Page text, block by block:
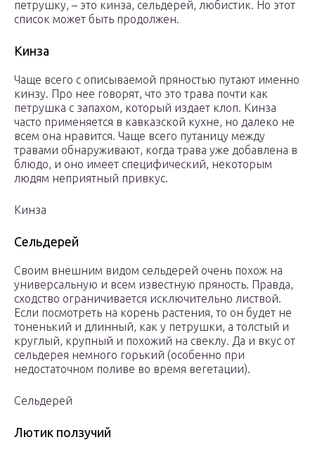
петрушку, – это кинза, сельдерей, любистик. Но этот
список может быть продолжен.
Кинза
Чаще всего с описываемой пряностью путают именно
кинзу. Про нее говорят, что это трава почти как
петрушка с запахом, который издает клоп. Кинза
часто применяется в кавказской кухне, но далеко не
всем она нравится. Чаще всего путаницу между
травами обнаруживают, когда трава уже добавлена в
блюдо, и оно имеет специфический, некоторым
людям неприятный привкус.
Кинза
Сельдерей
Своим внешним видом сельдерей очень похож на
универсальную и всем известную пряность. Правда,
сходство ограничивается исключительно листвой.
Если посмотреть на корень растения, то он будет не
тоненький и длинный, как у петрушки, а толстый и
круглый, крупный и похожий на свеклу. Да и вкус от
сельдерея немного горький (особенно при
недостаточном поливе во время вегетации).
Сельдерей
Лютик ползучий